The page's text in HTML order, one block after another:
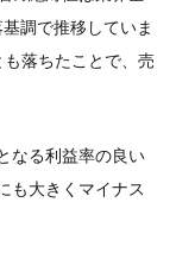
調で推移していま
落ちたことで、売
なる利益率の良い
も大きくマイナス